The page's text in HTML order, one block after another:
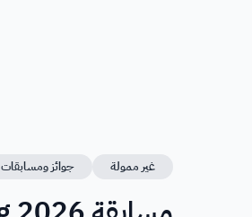
غير ممولة جوائز ومسابقات